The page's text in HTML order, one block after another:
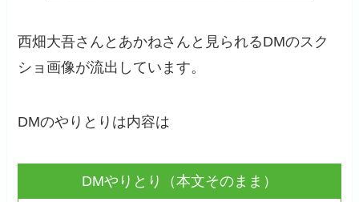
西畑大吾さんとあかねさんと見られるDMのスク
ショ画像が流出しています。
DMのやりとりは内容は
DMやりとり（本文そのまま）